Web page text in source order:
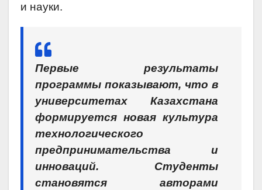
и науки.
Первые результаты
программы показывают, что в
университетах Казахстана
формируется новая культура
технологического
предпринимательства и
инноваций. Студенты
становятся авторами